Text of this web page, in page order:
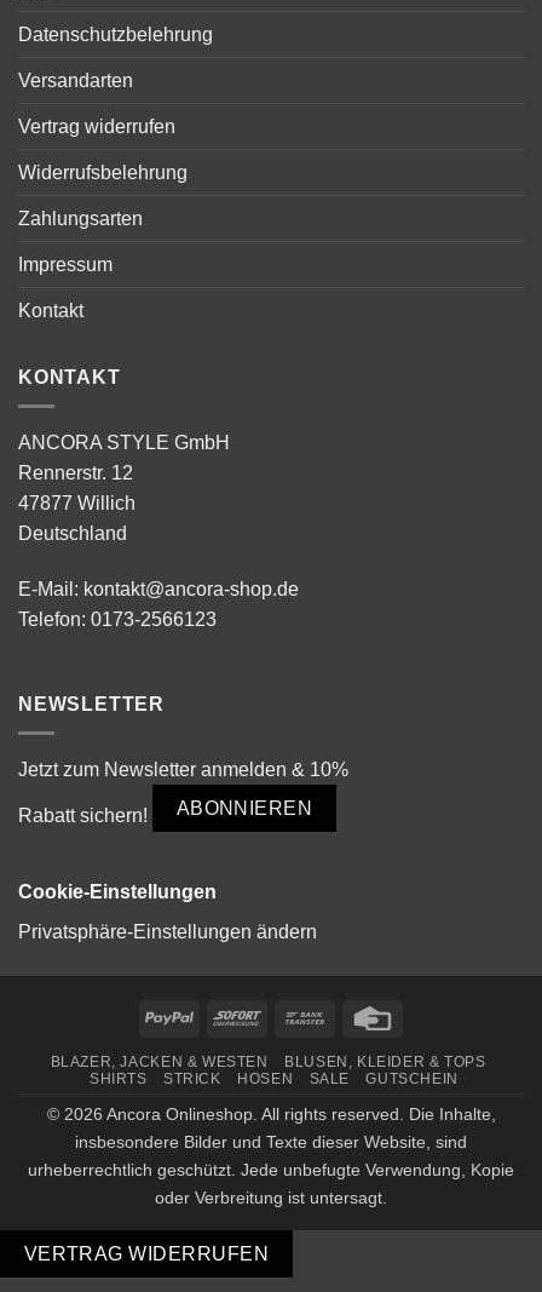
Datenschutzbelehrung
Versandarten
Vertrag widerrufen
Widerrufsbelehrung
Zahlungsarten
Impressum
Kontakt
KONTAKT
ANCORA STYLE GmbH
Rennerstr. 12
47877 Willich
Deutschland
E-Mail: kontakt@ancora-shop.de
Telefon: 0173-2566123
NEWSLETTER
Jetzt zum Newsletter anmelden & 10%
Rabatt sichern! ABONNIEREN
Cookie-Einstellungen
Privatsphäre-Einstellungen ändern
PayPal Sofort
Bank
BLAZER, JACKEN & WESTEN
BLUSEN, KLEIDER & TOPS
SHIRTS
STRICK HOSEN SALE GUTSCHEIN
© 2026 Ancora Onlineshop. All rights reserved. Die Inhalte,
insbesondere Bilder und Texte dieser Website, sind
urheberrechtlich geschützt. Jede unbefugte Verwendung, Kopie
oder Verbreitung ist untersagt.
VERTRAG WIDERRUFEN